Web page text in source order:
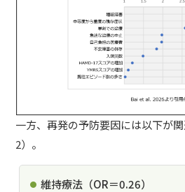
一方、再発の予防要因には以下が
2）。
維持療法（OR＝0.26）